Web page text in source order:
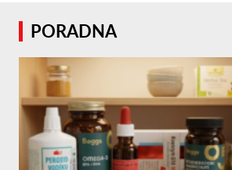
PORADNA